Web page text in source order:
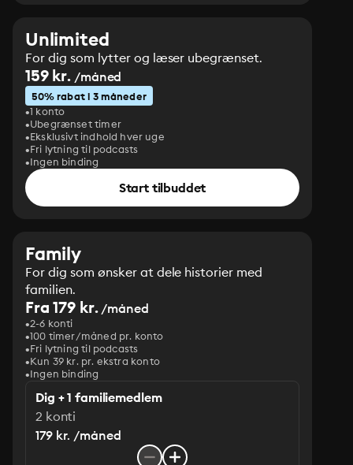
Unlimited
For dig som lytter og læser ubegrænset.
159 kr. /måned
50% rabat i 3 måneder
1 konto
Ubegrænset timer
Eksklusivt indhold hver uge
Fri lytning til podcasts
Ingen binding
Start tilbuddet
Family
For dig som ønsker at dele historier med
familien.
Fra 179 kr./måned
2-6 konti
100 timer/måned pr. konto
Fri lytning til podcasts
Kun 39 kr. pr. ekstra konto
Ingen binding
Dig + 1 familiemedlem
2 konti
179 kr. /måned